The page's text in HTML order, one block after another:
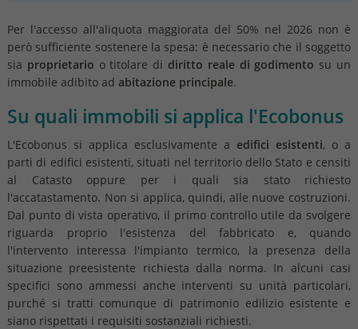
Per l'accesso all'aliquota maggiorata del 50% nel 2026 non è
però sufficiente sostenere la spesa: è necessario che il soggetto
sia proprietario o titolare di diritto reale di godimento su un
immobile adibito ad abitazione principale.
Su quali immobili si applica l'Ecobonus
L'Ecobonus si applica esclusivamente a edifici esistenti, o a
parti di edifici esistenti, situati nel territorio dello Stato e censiti
al Catasto oppure per i quali sia stato richiesto
l'accatastamento. Non si applica, quindi, alle nuove costruzioni.
Dal punto di vista operativo, il primo controllo utile da svolgere
riguarda proprio l'esistenza del fabbricato e, quando
l'intervento interessa l'impianto termico, la presenza della
situazione preesistente richiesta dalla norma. In alcuni casi
specifici sono ammessi anche interventi su unità particolari,
purché si tratti comunque di patrimonio edilizio esistente e
siano rispettati i requisiti sostanziali richiesti.